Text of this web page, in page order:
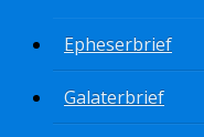
Epheserbrief
Galaterbrief